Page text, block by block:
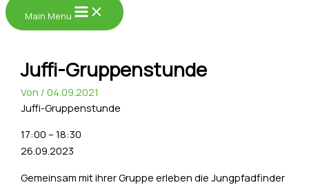
Main Menu
Juffi-Gruppenstunde
Von /04.09.2021
Juffi-Gruppenstunde
17:00 –18:30
26.09.2023
Gemeinsam mit ihrer Gruppe erleben die Jungpfadfinder